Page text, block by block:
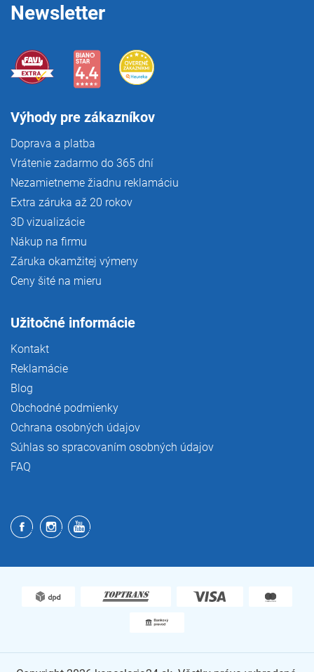
Newsletter
Výhody pre zákazníkov
Doprava a platba
Vrátenie zadarmo do 365 dní
Nezamietneme žiadnu reklamáciu
Extra záruka až 20 rokov
3D vizualizácie
Nákup na firmu
Záruka okamžitej výmeny
Ceny šité na mieru
Užitočné informácie
Kontakt
Reklamácie
Blog
Obchodné podmienky
Ochrana osobných údajov
Súhlas so spracovaním osobných údajov
FAQ